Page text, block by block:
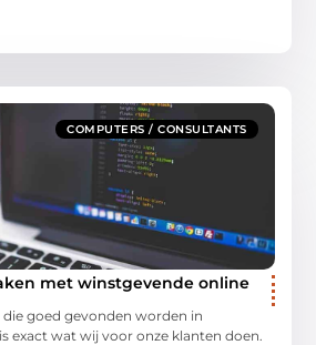
COMPUTERS / CONSULTANTS
met winstgevende online
goed gevonden worden in
exact wat wij voor onze klanten doen.